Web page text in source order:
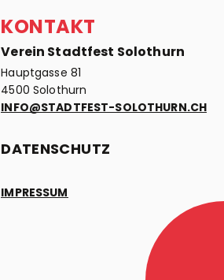
KONTAKT
Verein Stadtfest Solothurn
Hauptgasse 81
4500 Solothurn
INFO@STADTFEST-SOLOTHURN.CH
DATENSCHUTZ
IMPRESSUM